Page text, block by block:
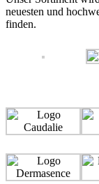
neuesten und
finden.